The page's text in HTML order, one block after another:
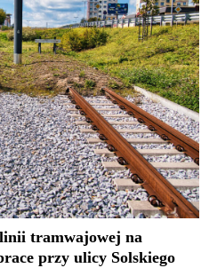
linii tramwajowej na
przy ulicy Solskiego